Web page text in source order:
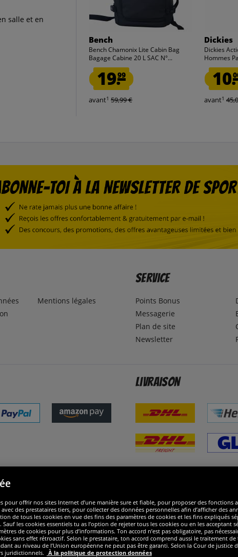
salle et en
Bench
Bench Chamonix Lite Cabin Bag
Bagage Cabine 20 L SAC N°...
19.99
avant1 59,99 €
Dickies
Dickies
Hommes
10.
avant1
Mentions légales
Service
Points Bonus
Messagerie
Plan de site
Newsletter
Livraison
pour offrir nos sites Internet d’une manière sure et fiable, pour proposer des fonctions
des prestataires tiers, pour collecter des données personnelles afin d’afficher des
de tous les cookies en vue des fins des paramètres de cookies et les fins expliqués
les cookies essentiels tu as l’option de rejeter tous les cookies ou en les acceptant
de cookies pour plus d’informations. Ton accord n’est pas obligatoire, pas
sans effet rétroactif. Selon le prestataire, ton accord comprend aussi le traitement de
au niveau de l’Union européenne ne peut pas être garanti. Selon la Cour de justice
juridictionnels. À la politique de protection données